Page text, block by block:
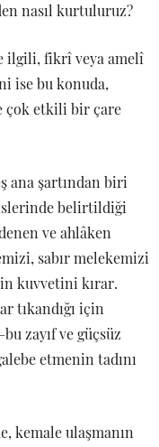
nasıl kurtuluruz?
ilgili, fikrî veya amelî
ise bu konuda,
çok etkili bir çare
ana şartından biri
belirtildiği
ve ahlâken
sabır melekemizi
kuvvetini kırar.
tıkandığı için
zayıf ve güçsüz
etmenin tadını
kemale ulaşmanın